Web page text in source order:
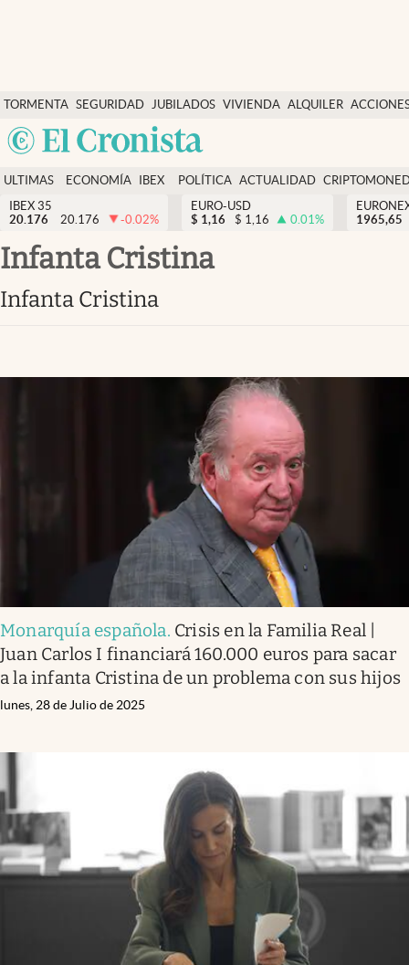
TORMENTA SEGURIDAD
SOCIAL
JUBILADOS VIVIENDA ALQUILER
USA
Economía y finanzas
Política
Actualidad
Criptomonedas
España
ULTIMAS
NOTICIAS
ECONOMÍA
FINANZAS
IBEX
EURO
POLÍTICA ACTUALIDAD
IBEX 35
20.176
20.176 -0.02%
EURO-USD
$ 1,16 $ 1,16 0.01%
1965,65
Infanta Cristina
Infanta Cristina
Monarquía española. Crisis en la Familia Real |
Juan Carlos I financiará 160.000 euros para sacar
a la infanta Cristina de un problema con sus hijos
lunes, 28 de Julio de 2025